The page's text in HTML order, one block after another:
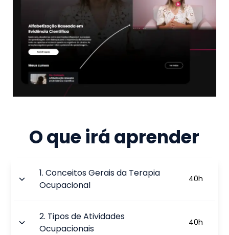
O que irá aprender
1.Conceitos Gerais da Terapia
Ocupacional
40h
2. Tipos de Atividades
Ocupacionais
40h